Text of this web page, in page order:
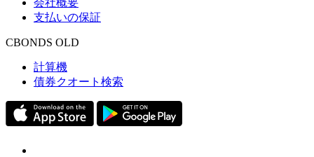
会社概要
支払いの保証
CBONDS OLD
計算機
債券クオート検索